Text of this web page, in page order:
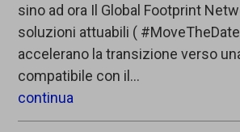
sino ad ora Il Global Footprint
soluzioni attuabili (
accelerano la transizione verso
compatibile con il…
continua